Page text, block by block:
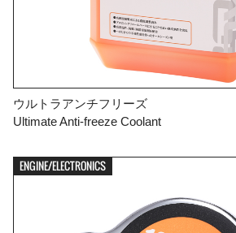
ウルトラアンチフリーズ
Ultimate Anti-freeze Coolant
ENGINE/ELECTRONICS